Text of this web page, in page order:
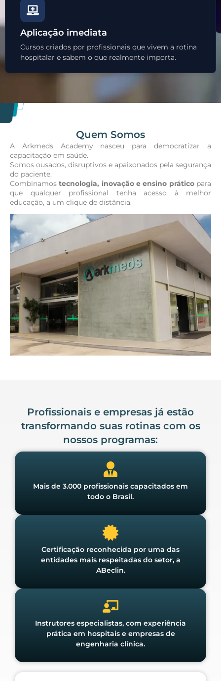
Aplicação imediata
Cursos criados por profissionais que vivem a rotina
hospitalar e sabem o que realmente importa.
Quem Somos
A Arkmeds Academy nasceu para democratizar a
capacitação em saúde.
Somos ousados, disruptivos e apaixonados pela segurança
do paciente.
Combinamostecnologia, inovação e ensino práticopara
que qualquer profissional tenha acesso à melhor
educação, a um clique de distância.
Profissionais e empresas já estão
transformando suas rotinas com os
nossos programas:
Mais de 3.000 profissionais capacitados em
todo o Brasil.
Certificação reconhecida por uma das
entidades mais respeitadas do setor, a
ABeclin.
Instrutores especialistas, com experiência
prática em hospitais e empresas de
engenharia clínica.